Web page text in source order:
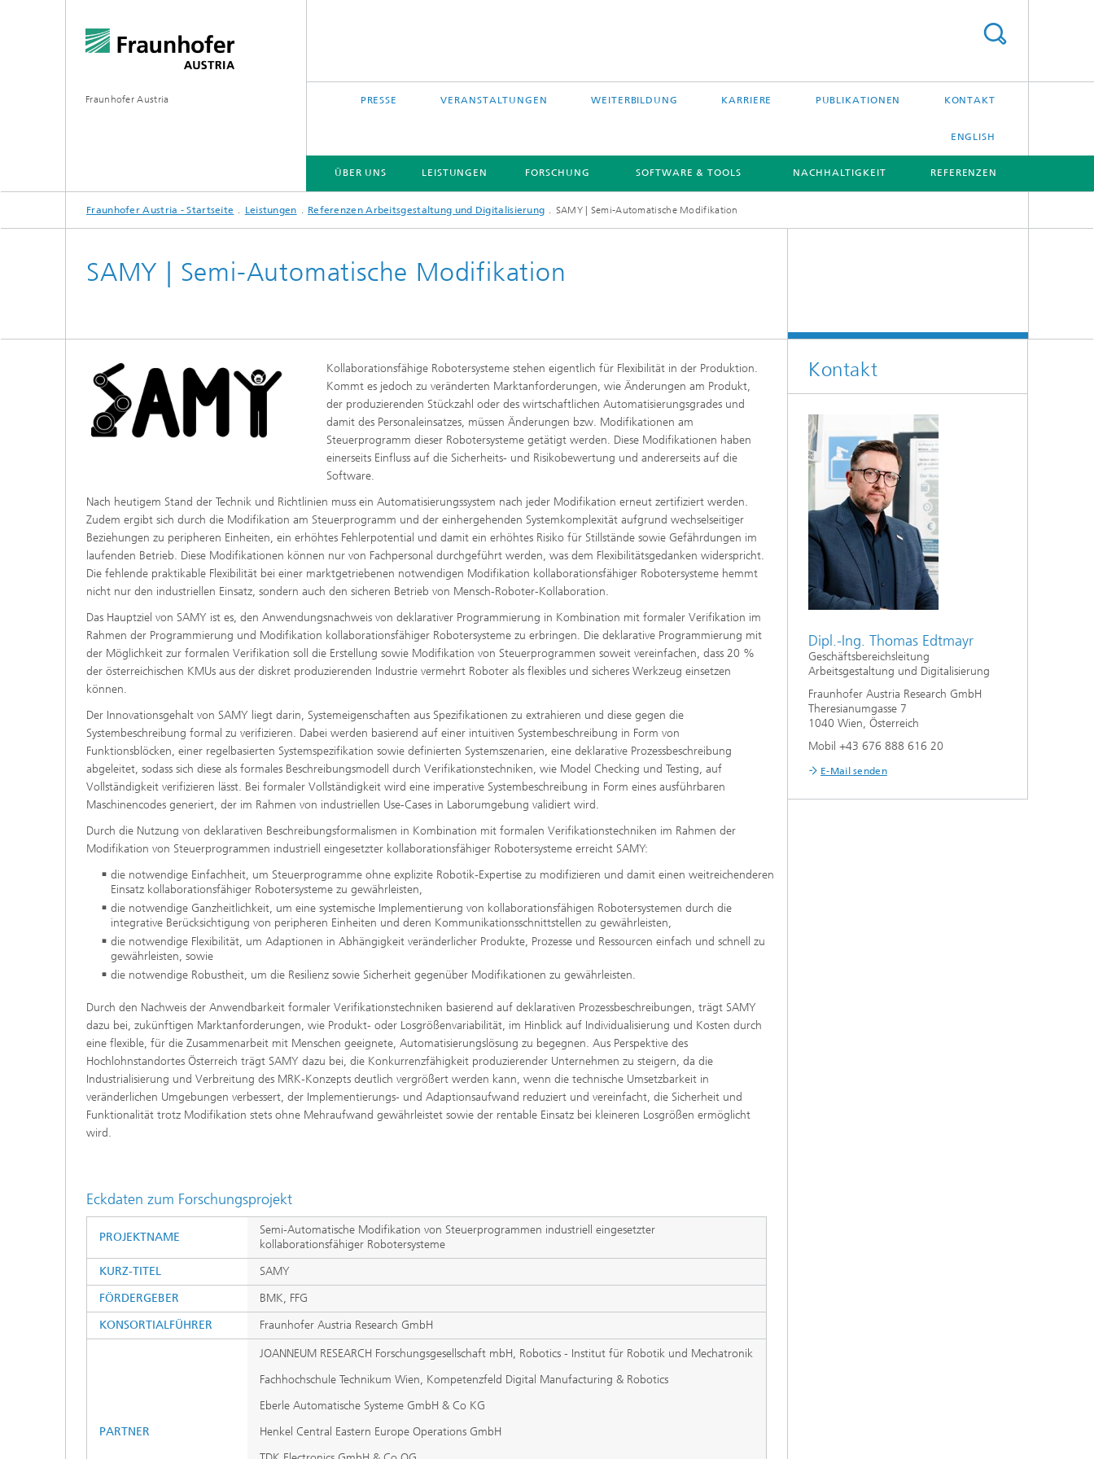
Fraunhofer Austria PRESSE VERANSTALTUNGEN WEITERBILDUNG KARRIERE PUBLIKATIONEN KONTAKT
ENGLISH
ÜBER UNS LEISTUNGEN FORSCHUNG SOFTWARE & TOOLS NACHHALTIGKEIT REFERENZEN
Fraunhofer Austria - Startseite Leistungen Referenzen Arbeitsgestaltung und Digitalisierung SAMY | Semi-Automatische Modifikation
SAMY | Semi-Automatische Modifikation
Kollaborationsfähige Robotersysteme stehen eigentlich für Flexibilität in der Produktion.
Kommt es jedoch zu veränderten Marktanforderungen, wie Änderungen am Produkt,
der produzierenden Stückzahl oder des wirtschaftlichen Automatisierungsgrades und
damit des Personaleinsatzes, müssen Änderungen bzw. Modifikationen am
Steuerprogramm dieser Robotersysteme getätigt werden. Diese Modifikationen haben
einerseits Einfluss auf die Sicherheits- und Risikobewertung und andererseits auf die
Software.
Nach heutigem Stand der Technik und Richtlinien muss ein Automatisierungssystem nach jeder Modifikation erneut zertifiziert werden.
Zudem ergibt sich durch die Modifikation am Steuerprogramm und der einhergehenden Systemkomplexität aufgrund wechselseitiger
Beziehungen zu peripheren Einheiten, ein erhöhtes Fehlerpotential und damit ein erhöhtes Risiko für Stillstände sowie Gefährdungen im
laufenden Betrieb. Diese Modifikationen können nur von Fachpersonal durchgeführt werden, was dem Flexibilitätsgedanken widerspricht.
Die fehlende praktikable Flexibilität bei einer marktgetriebenen notwendigen Modifikation kollaborationsfähiger Robotersysteme hemmt
nicht nur den industriellen Einsatz, sondern auch den sicheren Betrieb von Mensch-Roboter-Kollaboration.
Das Hauptziel von SAMY ist es, den Anwendungsnachweis von deklarativer Programmierung in Kombination mit formaler Verifikation im
Rahmen der Programmierung und Modifikation kollaborationsfähiger Robotersysteme zu erbringen. Die deklarative Programmierung mit
der Möglichkeit zur formalen Verifikation soll die Erstellung sowie Modifikation von Steuerprogrammen soweit vereinfachen, dass 20 %
der österreichischen KMUs aus der diskret produzierenden Industrie vermehrt Roboter als flexibles und sicheres Werkzeug einsetzen
können.
Der Innovationsgehalt von SAMY liegt darin, Systemeigenschaften aus Spezifikationen zu extrahieren und diese gegen die
Systembeschreibung formal zu verifizieren. Dabei werden basierend auf einer intuitiven Systembeschreibung in Form von
Funktionsblöcken, einer regelbasierten Systemspezifikation sowie definierten Systemszenarien, eine deklarative Prozessbeschreibung
abgeleitet, sodass sich diese als formales Beschreibungsmodell durch Verifikationstechniken, wie Model Checking und Testing, auf
Vollständigkeit verifizieren lässt. Bei formaler Vollständigkeit wird eine imperative Systembeschreibung in Form eines ausführbaren
Maschinencodes generiert, der im Rahmen von industriellen Use-Cases in Laborumgebung validiert wird.
Durch die Nutzung von deklarativen Beschreibungsformalismen in Kombination mit formalen Verifikationstechniken im Rahmen der
Modifikation von Steuerprogrammen industriell eingesetzter kollaborationsfähiger Robotersysteme erreicht SAMY:
die notwendige Einfachheit, um Steuerprogramme ohne explizite Robotik-Expertise zu modifizieren und damit einen weitreichenderen
Einsatz kollaborationsfähiger Robotersysteme zu gewährleisten,
die notwendige Ganzheitlichkeit, um eine systemische Implementierung von kollaborationsfähigen Robotersystemen durch die
integrative Berücksichtigung von peripheren Einheiten und deren Kommunikationsschnittstellen zu gewährleisten,
die notwendige Flexibilität, um Adaptionen in Abhängigkeit veränderlicher Produkte, Prozesse und Ressourcen einfach und schnell zu
gewährleisten, sowie
die notwendige Robustheit, um die Resilienz sowie Sicherheit gegenüber Modifikationen zu gewährleisten.
Durch den Nachweis der Anwendbarkeit formaler Verifikationstechniken basierend auf deklarativen Prozessbeschreibungen, trägt SAMY
dazu bei, zukünftigen Marktanforderungen, wie Produkt- oder Losgrößenvariabilität, im Hinblick auf Individualisierung und Kosten durch
eine flexible, für die Zusammenarbeit mit Menschen geeignete, Automatisierungslösung zu begegnen. Aus Perspektive des
Hochlohnstandortes Österreich trägt SAMY dazu bei, die Konkurrenzfähigkeit produzierender Unternehmen zu steigern, da die
Industrialisierung und Verbreitung des MRK-Konzepts deutlich vergrößert werden kann, wenn die technische Umsetzbarkeit in
veränderlichen Umgebungen verbessert, der Implementierungs- und Adaptionsaufwand reduziert und vereinfacht, die Sicherheit und
Funktionalität trotz Modifikation stets ohne Mehraufwand gewährleistet sowie der rentable Einsatz bei kleineren Losgrößen ermöglicht
wird.
Eckdaten zum Forschungsprojekt
PROJEKTNAME
Semi-Automatische Modifikation von Steuerprogrammen industriell eingesetzter
kollaborationsfähiger Robotersysteme
KURZ-TITEL
SAMY
FÖRDERGEBER
BMK, FFG
KONSORTIALFÜHRER
Fraunhofer Austria Research GmbH
PARTNER
JOANNEUM RESEARCH Forschungsgesellschaft mbH, Robotics - Institut für Robotik und Mechatronik
Fachhochschule Technikum Wien, Kompetenzfeld Digital Manufacturing & Robotics
Eberle Automatische Systeme GmbH & Co KG
Henkel Central Eastern Europe Operations GmbH
Kontakt
Dipl.-Ing. Thomas Edtmayr
Geschäftsbereichsleitung
Arbeitsgestaltung und Digitalisierung
Fraunhofer Austria Research GmbH
Theresianumgasse 7
1040 Wien, Österreich
Mobil +43 676 888 616 20
E-Mail senden